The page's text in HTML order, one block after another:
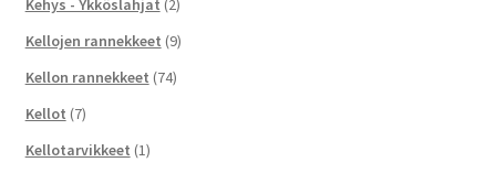
Kehys - Ykköslahjat (2)
Kellojen rannekkeet (9)
Kellon rannekkeet (74)
Kellot (7)
Kellotarvikkeet (1)